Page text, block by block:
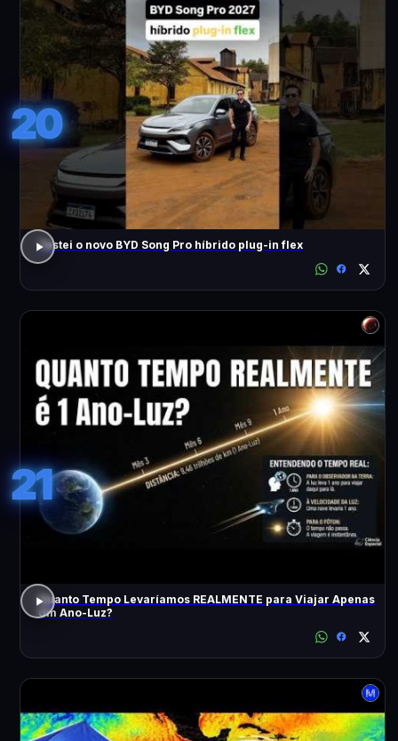
20
Testei o novo BYD Song Pro híbrido plug-in flex
21
Quanto Tempo Levaríamos REALMENTE para Viajar Apenas
Um Ano-Luz?